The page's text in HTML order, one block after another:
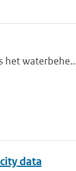
het
data